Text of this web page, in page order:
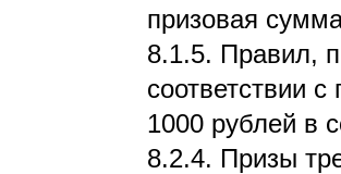
призовая
8.1.5. Правил,
соответствии
1000 рублей в
8.2.4. Призы